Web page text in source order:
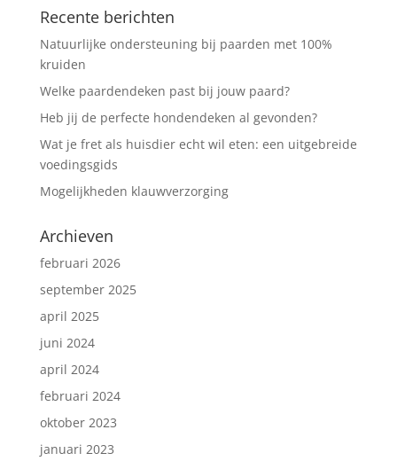
Recente berichten
Natuurlijke ondersteuning bij paarden met 100%
kruiden
Welke paardendeken past bij jouw paard?
Heb jij de perfecte hondendeken al gevonden?
Wat je fret als huisdier echt wil eten: een uitgebreide
voedingsgids
Mogelijkheden klauwverzorging
Archieven
februari 2026
september 2025
april 2025
juni 2024
april 2024
februari 2024
oktober 2023
januari 2023